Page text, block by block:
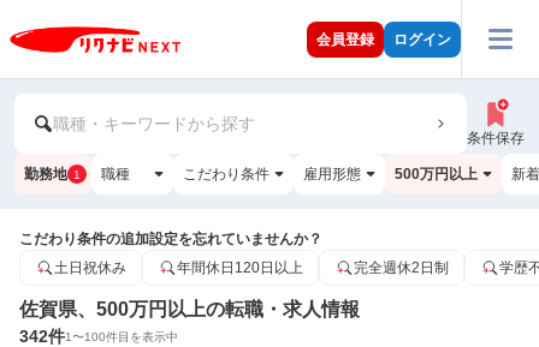
会員登録 ログイン
職種・キーワードから探す
条件保存
勤務地 1 職種 こだわり条件 雇用形態 500万円以上 新
こだわり条件の追加設定を忘れていませんか？
土日祝休み
年間休日120日以上 完全週休2日制 学歴
佐賀県、500万円以上の転職・求人情報
342件1〜100件目を表示中